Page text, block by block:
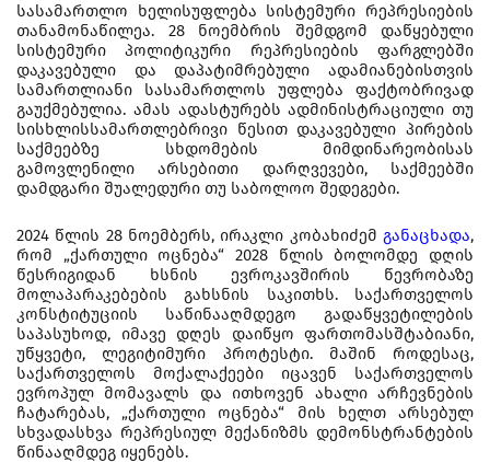
სასამართლო ხელისუფლება სისტემური რეპრესიების
თანამონაწილეა. 28 ნოემბრის შემდგომ დაწყებული
სისტემური პოლიტიკური რეპრესიების ფარგლებში
დაკავებული და დაპატიმრებული ადამიანებისთვის
სამართლიანი სასამართლოს უფლება ფაქტობრივად
გაუქმებულია. ამას ადასტურებს ადმინისტრაციული თუ
სისხლისსამართლებრივი წესით დაკავებული პირების
საქმეებზე სხდომების მიმდინარეობისას
გამოვლენილი არსებითი დარღვევები, საქმეებში
დამდგარი შუალედური თუ საბოლოო შედეგები.
2024 წლის 28 ნოემბერს, ირაკლი კობახიძემ განაცხადა,
რომ „ქართული ოცნება“ 2028 წლის ბოლომდე დღის
წესრიგიდან ხსნის ევროკავშირის წევრობაზე
მოლაპარაკებების გახსნის საკითხს. საქართველოს
კონსტიტუციის საწინააღმდეგო გადაწყვეტილების
საპასუხოდ, იმავე დღეს დაიწყო ფართომასშტაბიანი,
უწყვეტი, ლეგიტიმური პროტესტი. მაშინ როდესაც,
საქართველოს მოქალაქეები იცავენ საქართველოს
ევროპულ მომავალს და ითხოვენ ახალი არჩევნების
ჩატარებას, „ქართული ოცნება“ მის ხელთ არსებულ
სხვადასხვა რეპრესიულ მექანიზმს დემონსტრანტების
წინააღმდეგ იყენებს.